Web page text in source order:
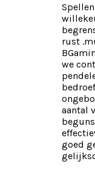
rust
we
aantal
goed